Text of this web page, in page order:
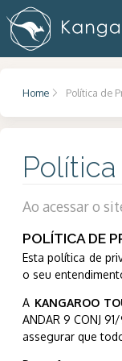
Home Política de
Ao acessar o
POLÍTICA DE
Esta política de
o seu
A KANGAROO
ANDAR 9 CONJ
assegurar que